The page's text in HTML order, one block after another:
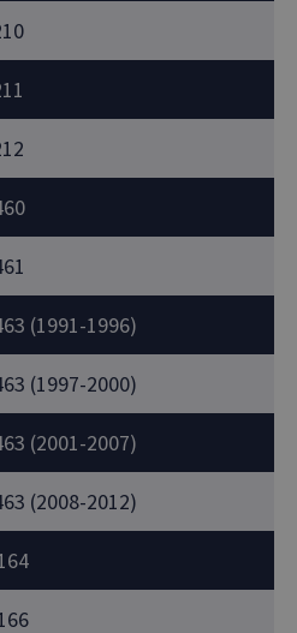
(1991-1996)
(1997-2000)
(2001-2007)
(2008-2012)